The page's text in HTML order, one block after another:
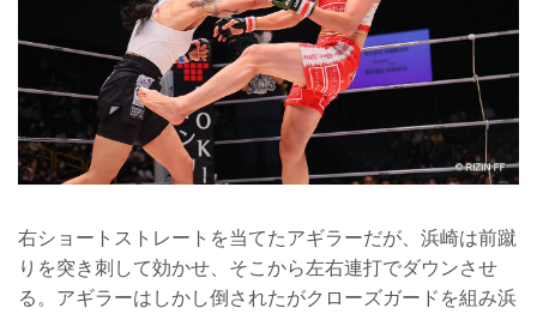
右ショートストレートを当てたアギラーだが、浜崎は前蹴
りを突き刺して効かせ、そこから左右連打でダウンさせ
る。アギラーはしかし倒されたがクローズガードを組み浜